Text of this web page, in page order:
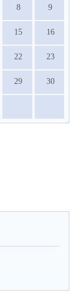
8 9
15 16
22 23
29 30